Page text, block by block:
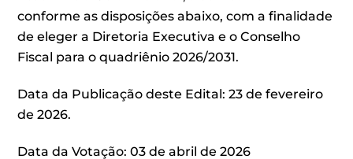
conforme as disposições abaixo, com a finalidade
de eleger a Diretoria Executiva e o Conselho
Fiscal para o quadriênio 2026/2031.
Data da Publicação deste Edital: 23 de fevereiro
de 2026.
Data da Votação: 03 de abril de 2026